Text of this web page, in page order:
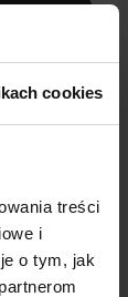
cookies
treści
i
o tym, jak